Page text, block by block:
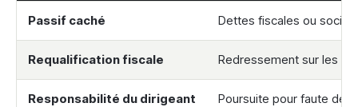
Passif caché Dettes fiscales ou
Requalification fiscale Redressement sur les
Responsabilité du dirigeant Poursuite pour faute de